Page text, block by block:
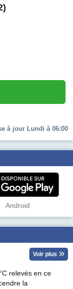
à jour Lundi à 06:00
Android
Voir plus
relevés en ce
la